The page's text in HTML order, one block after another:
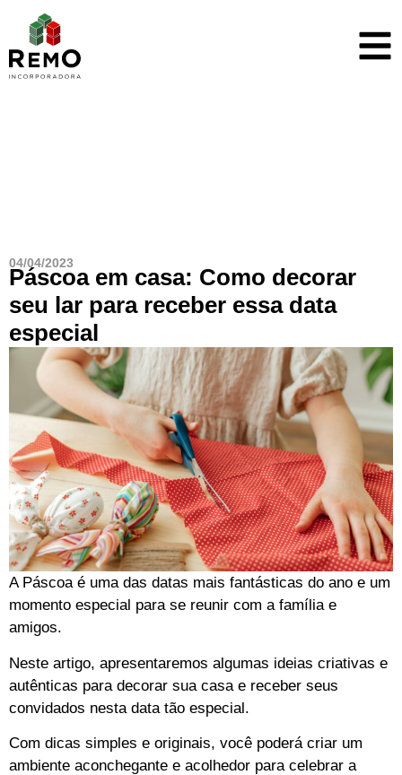
04/04/2023
Páscoa em casa: Como decorar
seu lar para receber essa data
especial
A Páscoa é uma das datas mais fantásticas do ano e um
momento especial para se reunir com a família e
amigos.
Neste artigo, apresentaremos algumas ideias criativas e
autênticas para decorar sua casa e receber seus
convidados nesta data tão especial.
Com dicas simples e originais, você poderá criar um
ambiente aconchegante e acolhedor para celebrar a